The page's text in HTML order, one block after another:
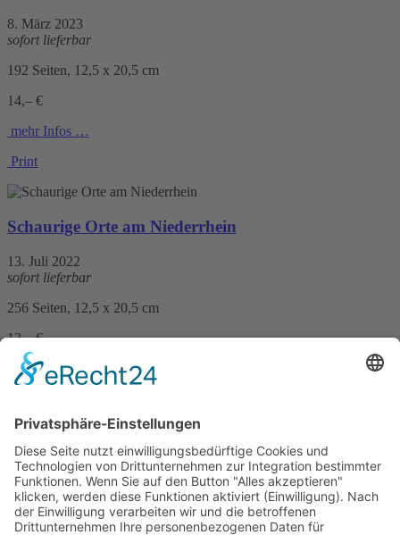
8. März 2023
sofort lieferbar
192 Seiten, 12,5 x 20,5 cm
14,– €
mehr Infos …
Print
Schaurige Orte am Niederrhein
13. Juli 2022
sofort lieferbar
256 Seiten, 12,5 x 20,5 cm
13,– €
mehr Infos …
Mords-Töwerland
11. März 2020
sofort lieferbar